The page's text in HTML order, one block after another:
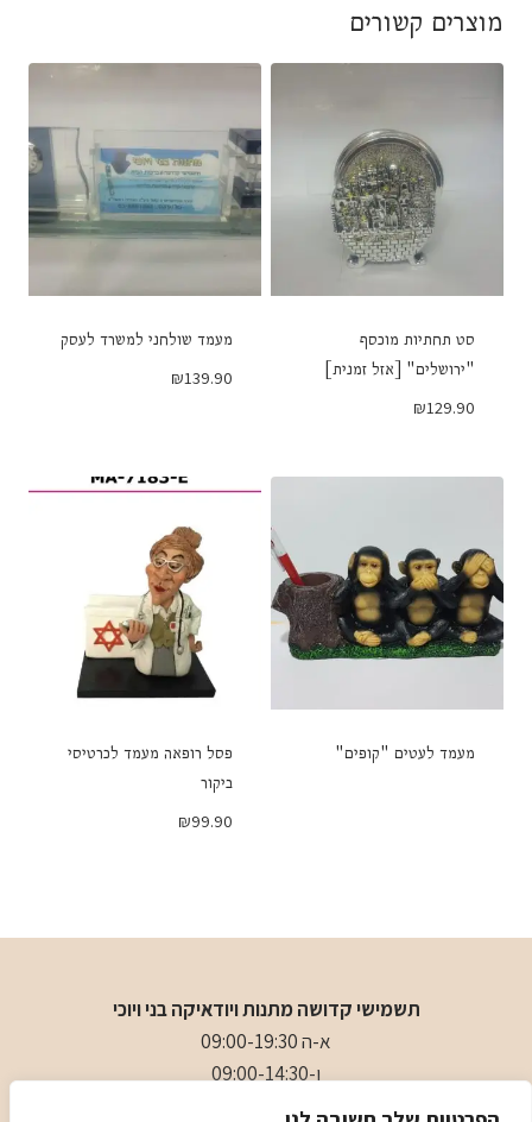
מוצרים קשורים
סט תחתיות מוכסף
"ירושלים" [אזל זמנית]
₪129.90
מעמד שולחני למשרד לעסק
₪139.90
מעמד לעטים "קופים"
פסל רופאה מעמד לכרטיסי
ביקור
₪99.90
תשמישי קדושה מתנות ויודאיקה בני ויוכי
א-ה 09:00-19:30
ו-09:00-14:30
- 0509501282